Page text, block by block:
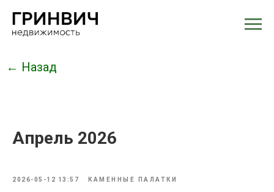
← Назад
Апрель 2026
2026-05-12 13:57 КАМЕННЫЕ ПАЛАТКИ